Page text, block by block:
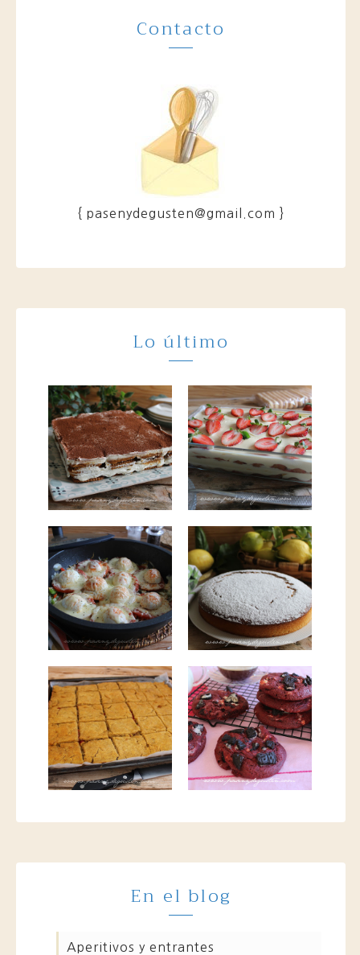
Contacto
{ pasenydegusten@gmail.com }
Lo último
En el blog
aperitivos y entrantes